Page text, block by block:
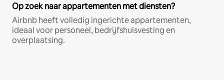
Op zoek naar appartementen met diensten?
Airbnb heeft volledig ingerichte appartementen,
ideaal voor personeel, bedrijfshuisvesting en
overplaatsing.